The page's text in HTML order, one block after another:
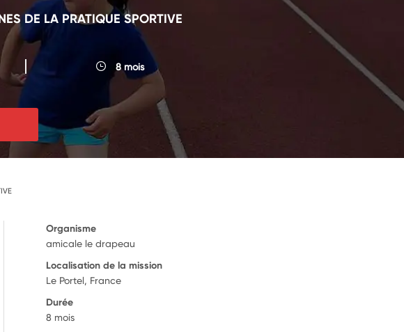
DE LA PRATIQUE SPORTIVE
8 mois
Organisme
amicale le drapeau
Localisation de la mission
Le Portel, France
Durée
8 mois